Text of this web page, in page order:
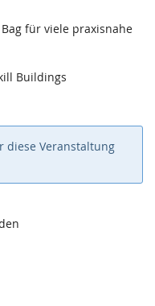
für viele praxisnahe
Buildings
diese Veranstaltung